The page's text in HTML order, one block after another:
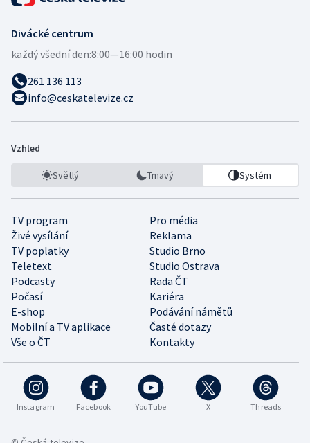
Divácké centrum
každý všední den:8:00—16:00 hodin
261 136 113
info@ceskatelevize.cz
Vzhled
Světlý Tmavý Systém
TV program
Pro média
Živé vysílání
Reklama
TV poplatky
Studio Brno
Teletext
Studio Ostrava
Podcasty
Rada ČT
Počasí
Kariéra
E-shop
Podávání námětů
Mobilní a TV aplikace
Časté dotazy
Vše o ČT
Kontakty
Instagram Facebook YouTube X Threads